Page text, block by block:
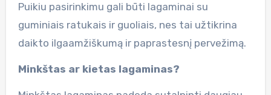
Puikiu pasirinkimu gali būti lagaminai su
guminiais ratukais ir guoliais, nes tai užtikrina
daikto ilgaamžiškumą ir paprastesnį pervežimą.
Minkštas ar kietas lagaminas?